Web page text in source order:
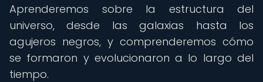
Aprenderemos sobre la estructura del
universo, desde las galaxias hasta los
agujeros negros, y comprenderemos cómo
se formaron y evolucionaron a lo largo del
tiempo.